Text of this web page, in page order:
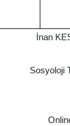
İnan
Sosyoloji